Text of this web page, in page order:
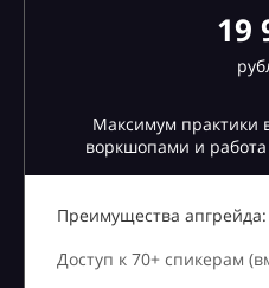
19
Максимум практики
воркшопами и
Преимущества апгрейда:
Доступ к 70+ спикерам